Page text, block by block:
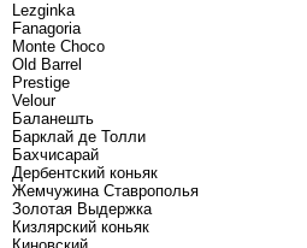
Lezginka
Fanagoria
Monte Choco
Old Barrel
Prestige
Velour
Баланешть
Барклай де Толли
Бахчисарай
Дербентский коньяк
Жемчужина Ставрополья
Золотая Выдержка
Кизлярский коньяк